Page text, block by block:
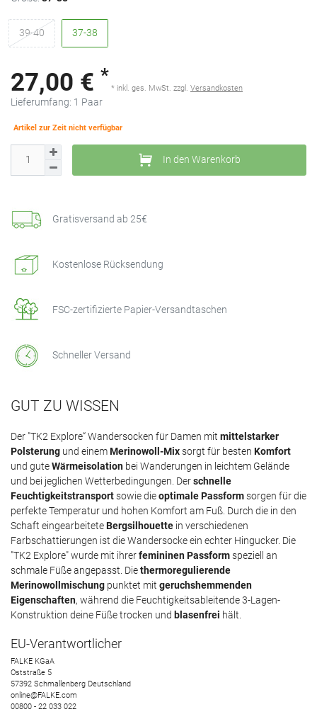
39-40 37-38
27,00 € *
* inkl. ges. MwSt. zzgl. Versandkosten
Lieferumfang: 1 Paar
Artikel zur Zeit nicht verfügbar
In den Warenkorb
Gratisversand ab 25€
Kostenlose Rücksendung
FSC-zertifizierte Papier-Versandtaschen
Schneller Versand
GUT ZU WISSEN
Der "TK2 Explore“ Wandersocken für Damen mit mittelstarker
Polsterung und einemMerinowoll-Mixsorgt für besten Komfort
und guteWärmeisolation bei Wanderungen in leichtem Gelände
und bei jeglichen Wetterbedingungen. Derschnelle
Feuchtigkeitstransportsowie dieoptimale Passformsorgen für die
perfekte Temperatur und hohen Komfort am Fuß. Durch die in den
Schaft eingearbeiteteBergsilhouette in verschiedenen
Farbschattierungen ist die Wandersocke ein echter Hingucker. Die
"TK2 Explore" wurde mit ihrerfemininen Passformspeziell an
schmale Füße angepasst. Diethermoregulierende
Merinowollmischung punktet mit geruchshemmenden
Eigenschaften, während die Feuchtigkeitsableitende 3-Lagen-
Konstruktion deine Füße trocken und blasenfrei hält.
EU-Verantwortlicher
FALKE KGaA
Oststraße 5
57392 Schmallenberg Deutschland
online@FALKE.com
00800 - 22 033 022